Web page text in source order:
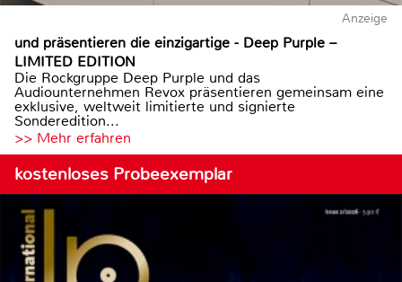
Anzeige
und präsentieren die einzigartige - Deep Purple –
LIMITED EDITION
Die Rockgruppe Deep Purple und das
Audiounternehmen Revox präsentieren gemeinsam eine
exklusive, weltweit limitierte und signierte
Sonderedition...
>> Mehr erfahren
kostenloses Probeexemplar